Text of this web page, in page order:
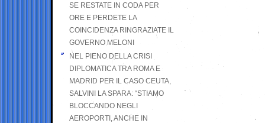
SE RESTATE IN CODA PER
ORE E PERDETE LA
COINCIDENZA RINGRAZIATE IL
GOVERNO MELONI
NEL PIENO DELLA CRISI
DIPLOMATICA TRA ROMA E
MADRID PER IL CASO CEUTA,
SALVINI LA SPARA: “STIAMO
BLOCCANDO NEGLI
AEROPORTI, ANCHE IN